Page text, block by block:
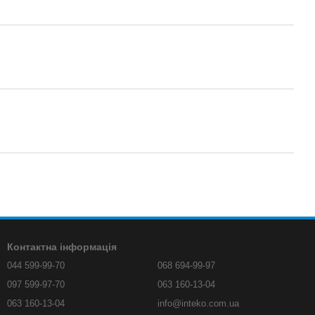
Контактна інформація
044 599-99-70
097 599-97-70
063 160-13-04
068 694-99-97
063 160-13-04
info@inteko.com.ua